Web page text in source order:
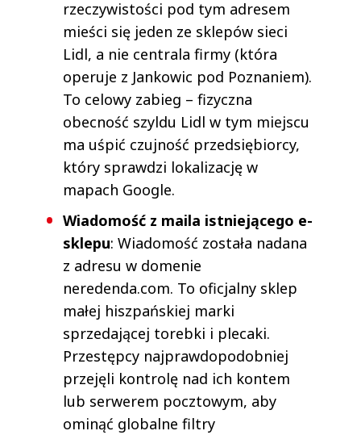
rzeczywistości pod tym adresem
mieści się jeden ze sklepów sieci
Lidl, a nie centrala firmy (która
operuje z Jankowic pod Poznaniem).
To celowy zabieg – fizyczna
obecność szyldu Lidl w tym miejscu
ma uśpić czujność przedsiębiorcy,
który sprawdzi lokalizację w
mapach Google.
Wiadomość z maila istniejącego e-
sklepu: Wiadomość została nadana
z adresu w domenie
neredenda.com. To oficjalny sklep
małej hiszpańskiej marki
sprzedającej torebki i plecaki.
Przestępcy najprawdopodobniej
przejęli kontrolę nad ich kontem
lub serwerem pocztowym, aby
ominąć globalne filtry